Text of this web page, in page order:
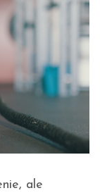
ale